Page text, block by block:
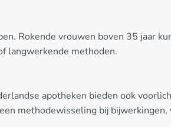
Rokende vrouwen boven 35 jaar
langwerkende methoden.
apotheken bieden ook
methodewisseling bij